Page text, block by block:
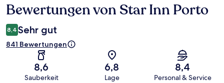
Bewertungen
Bewertungen von Star Inn Porto
8,4 Sehr gut
841 Bewertungen
8,6
Sauberkeit
6,8
Lage
8,4
Personal & Service